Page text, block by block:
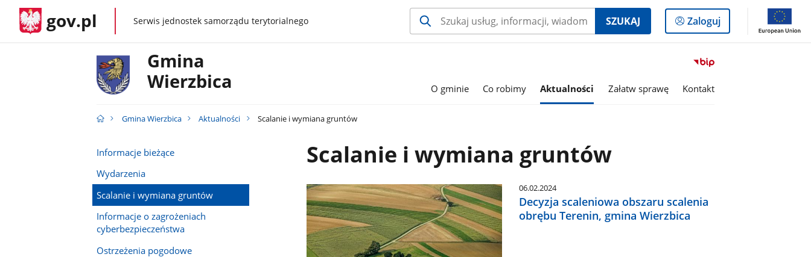
gov.pl gov.plSerwis jednostek samorządu terytorialnego SZUKAJ
Logowanie
do
Zaloguj
Przejdź
serwisu
Gmina
Wierzbica
O gminie Co robimy Aktualności Załatw sprawę Kontakt
Gmina Wierzbica Aktualności Scalanie i wymiana gruntów
Informacje bieżące
Wydarzenia
Scalanie i wymiana gruntów
Informacje o zagrożeniach
cyberbezpieczeństwa
Ostrzeżenia pogodowe
Scalanie i wymiana gruntów
06.02.2024
Decyzja scaleniowa obszaru scalenia
obrębu Terenin, gmina Wierzbica